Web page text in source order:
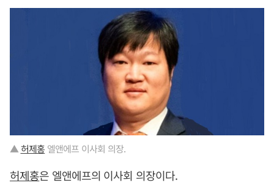
▲허제홍 엘앤에프 이사회 의장.
허제홍은 엘앤에프의 이사회 의장이다.